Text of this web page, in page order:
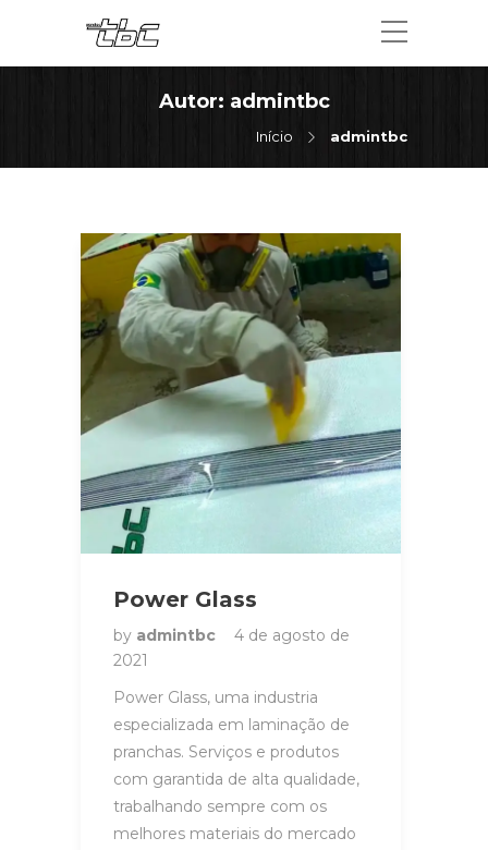
Autor: admintbc
Início admintbc
Power Glass
by admintbc
4 de agosto de
2021
Power Glass, uma industria
especializada em laminação de
pranchas. Serviços e produtos
com garantida de alta qualidade,
trabalhando sempre com os
melhores materiais do mercado